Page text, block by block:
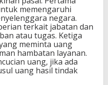
memengaruhi
negara.
terkait jabatan dan
atau tugas. Ketiga
meminta uang
hambatan layanan.
uang, jika ada
uang hasil tindak